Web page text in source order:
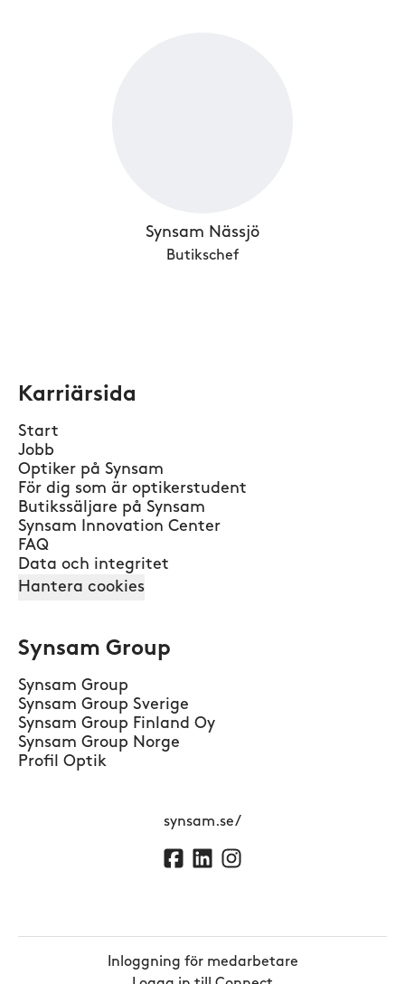
Synsam Nässjö
Butikschef
Karriärsida
Start
Jobb
Optiker på Synsam
För dig som är optikerstudent
Butikssäljare på Synsam
Synsam Innovation Center
FAQ
Data och integritet
Hantera cookies
Synsam Group
Synsam Group
Synsam Group Sverige
Synsam Group Finland Oy
Synsam Group Norge
Profil Optik
synsam.se/
Inloggning för medarbetare